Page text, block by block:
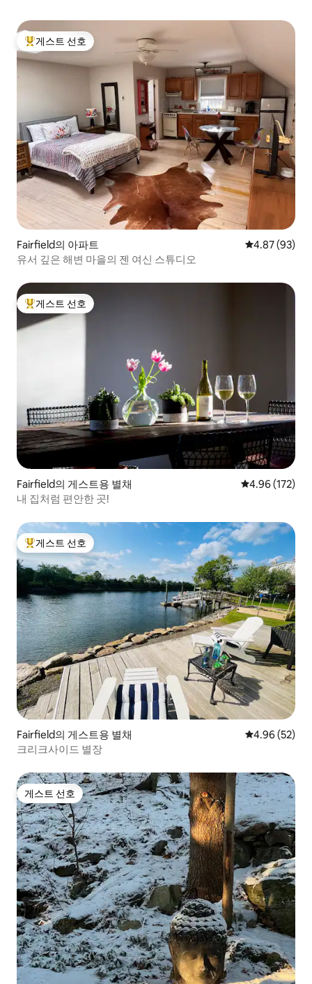
상위 게스트 선호
게스트 선호
Fairfield의 아파트 평점 4.87점(5
4.87 (93)
유서 깊은 해변 마을의 젠 여신 스튜디오
상위 게스트 선호
게스트 선호
Fairfield의 게스트용 별채 평점 4.96점(5
4.96 (172)
내 집처럼 편안한 곳!
상위 게스트 선호
게스트 선호
Fairfield의 게스트용 별채 평점 4.96점(5
4.96 (52)
크리크사이드 별장
게스트 선호
게스트 선호